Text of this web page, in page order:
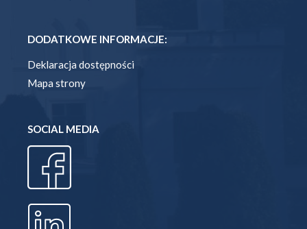
DODATKOWE INFORMACJE:
Deklaracja dostępności
Mapa strony
SOCIAL MEDIA